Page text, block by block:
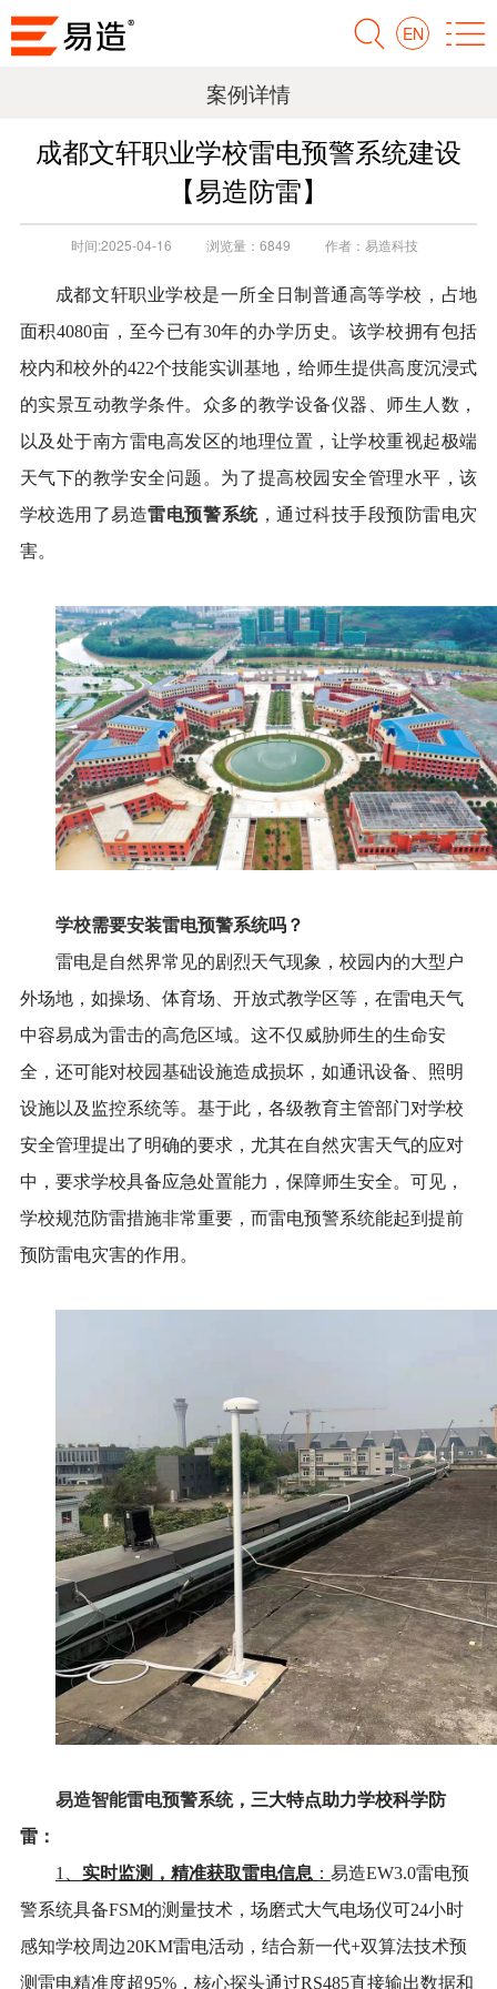
EN
案例详情
成都文轩职业学校雷电预警系统建设
【易造防雷】
时间:2025-04-16 浏览量： 6849 作者： 易造科技
成都文轩职业学校是一所全日制普通高等学校，占地
面积4080亩，至今已有30年的办学历史。该学校拥有包括
校内和校外的422个技能实训基地，给师生提供高度沉浸式
的实景互动教学条件。众多的教学设备仪器、师生人数，
以及处于南方雷电高发区的地理位置，让学校重视起极端
天气下的教学安全问题。为了提高校园安全管理水平，该
学校选用了易造雷电预警系统，通过科技手段预防雷电灾
害。
学校需要安装雷电预警系统吗？
雷电是自然界常见的剧烈天气现象，校园内的大型户
外场地，如操场、体育场、开放式教学区等，在雷电天气
中容易成为雷击的高危区域。这不仅威胁师生的生命安
全，还可能对校园基础设施造成损坏，如通讯设备、照明
设施以及监控系统等。基于此，各级教育主管部门对学校
安全管理提出了明确的要求，尤其在自然灾害天气的应对
中，要求学校具备应急处置能力，保障师生安全。可见，
学校规范防雷措施非常重要，而雷电预警系统能起到提前
预防雷电灾害的作用。
易造智能雷电预警系统，三大特点助力学校科学防
雷：
1、 实时监测，精准获取雷电信息 ： 易造EW3.0雷电预
警系统具备FSM的测量技术，场磨式大气电场仪可24小时
感知学校周边20KM雷电活动，结合新一代+双算法技术预
测雷电精准度超95%，核心探头通过RS485直接输出数据和